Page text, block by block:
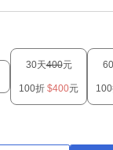
30天400元
100折 $400元